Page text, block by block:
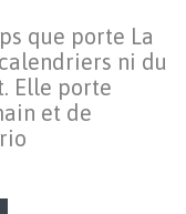
que porte La
ni du
Elle porte
et de